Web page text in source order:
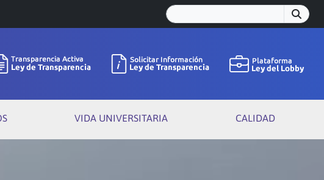
VIDA UNIVERSITARIA CALIDAD